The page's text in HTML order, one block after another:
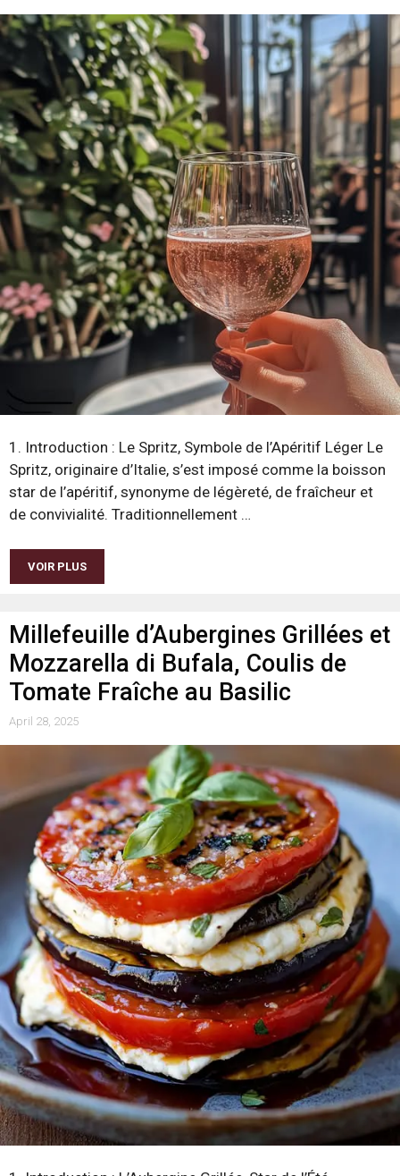
1. Introduction : Le Spritz, Symbole de l’Apéritif Léger Le
Spritz, originaire d’Italie, s’est imposé comme la boisson
star de l’apéritif, synonyme de légèreté, de fraîcheur et
de convivialité. Traditionnellement …
VOIR PLUS
Millefeuille d’Aubergines Grillées et
Mozzarella di Bufala, Coulis de
Tomate Fraîche au Basilic
April 28, 2025